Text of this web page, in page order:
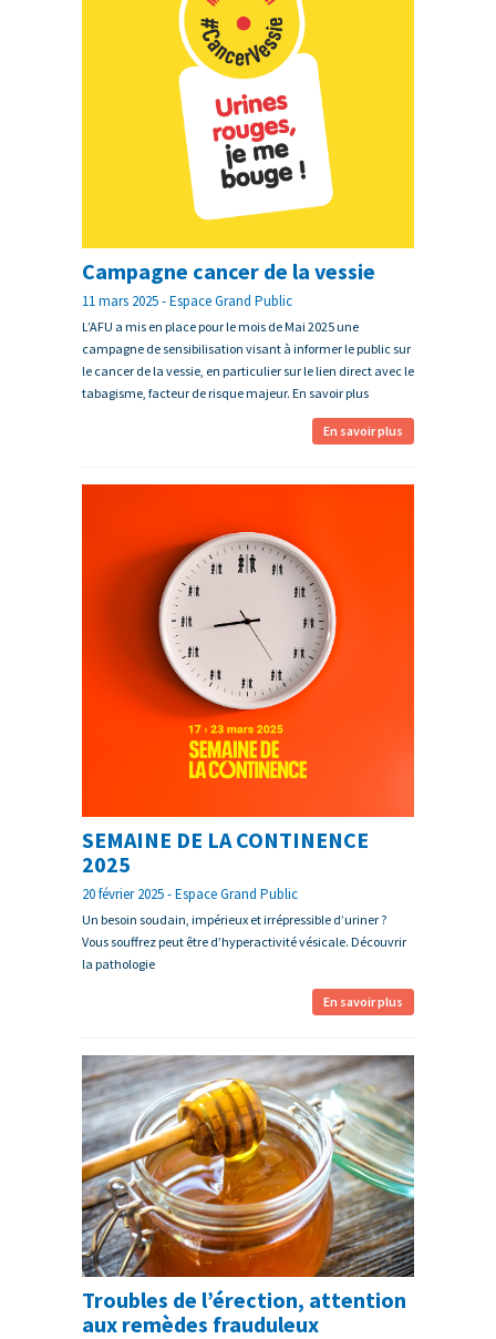
Campagne cancer de la vessie
11 mars 2025 - Espace Grand Public
L’AFU a mis en place pour le mois de Mai 2025 une
campagne de sensibilisation visant à informer le public sur
le cancer de la vessie, en particulier sur le lien direct avec le
tabagisme, facteur de risque majeur. En savoir plus
En savoir plus
SEMAINE DE LA CONTINENCE
2025
20 février 2025 - Espace Grand Public
Un besoin soudain, impérieux et irrépressible d’uriner ?
Vous souffrez peut être d’hyperactivité vésicale. Découvrir
la pathologie
En savoir plus
Troubles de l’érection, attention
aux remèdes frauduleux